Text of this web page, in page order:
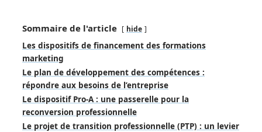
Sommaire de l'article hide
Les dispositifs de financement des formations
marketing
Le plan de développement des compétences :
répondre aux besoins de l’entreprise
Le dispositif Pro-A : une passerelle pour la
reconversion professionnelle
Le projet de transition professionnelle (PTP) : un levier